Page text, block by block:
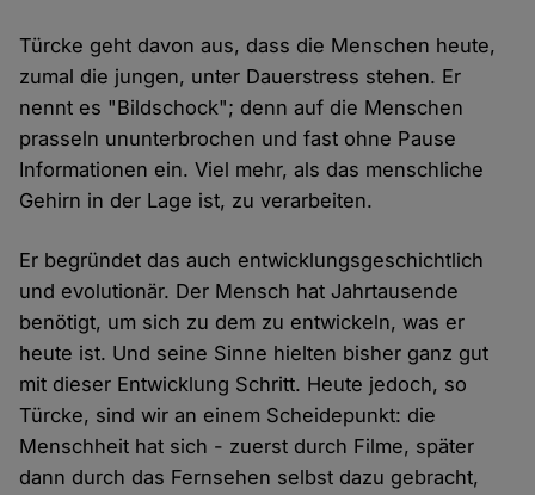
Türcke geht davon aus, dass die Menschen heute,
zumal die jungen, unter Dauerstress stehen. Er
nennt es "Bildschock"; denn auf die Menschen
prasseln ununterbrochen und fast ohne Pause
Informationen ein. Viel mehr, als das menschliche
Gehirn in der Lage ist, zu verarbeiten.
Er begründet das auch entwicklungsgeschichtlich
und evolutionär. Der Mensch hat Jahrtausende
benötigt, um sich zu dem zu entwickeln, was er
heute ist. Und seine Sinne hielten bisher ganz gut
mit dieser Entwicklung Schritt. Heute jedoch, so
Türcke, sind wir an einem Scheidepunkt: die
Menschheit hat sich - zuerst durch Filme, später
dann durch das Fernsehen selbst dazu gebracht,